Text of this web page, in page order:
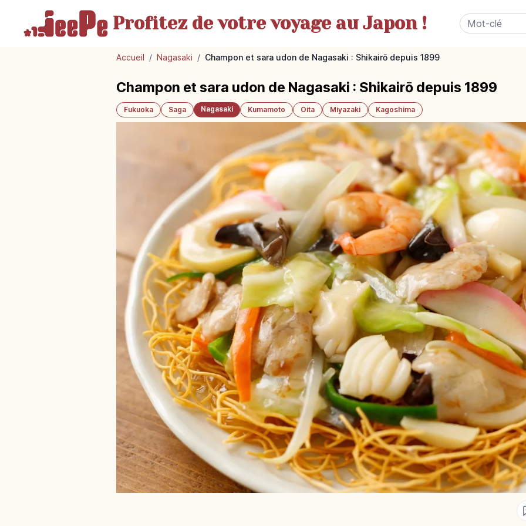
Profitez de votrevoyage au Japon !
Accueil / Nagasaki / Champon et sara udon de Nagasaki : Shikairō depuis 1899
Champon et sara udon de Nagasaki : Shikairō depuis 1899
Fukuoka Saga Nagasaki Kumamoto Oita Miyazaki Kagoshima